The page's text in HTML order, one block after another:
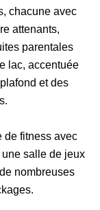
chacune avec
attenants,
parentales
lac, accentuée
et des
de fitness avec
salle de jeux
nombreuses